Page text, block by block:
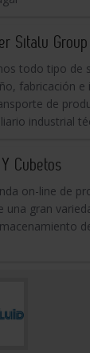
Sitalu Group
todo tipo de
fabricación
de
industrial
Cubetos
on-line de
una gran